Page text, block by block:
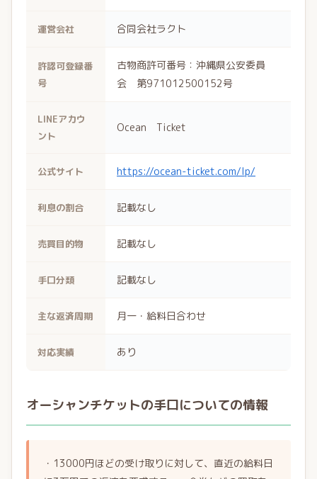
運営会社 合同会社ラクト
許認可登録番
号
古物商許可番号：沖縄県公安委員
会 第971012500152号
LINEアカウ
ント
Ocean Ticket
公式サイト https://ocean-ticket.com/lp/
利息の割合 記載なし
売買目的物 記載なし
手口分類 記載なし
主な返済周期 月一・給料日合わせ
対応実績 あり
オーシャンチケットの手口についての情報
・13000円ほどの受け取りに対して、直近の給料日